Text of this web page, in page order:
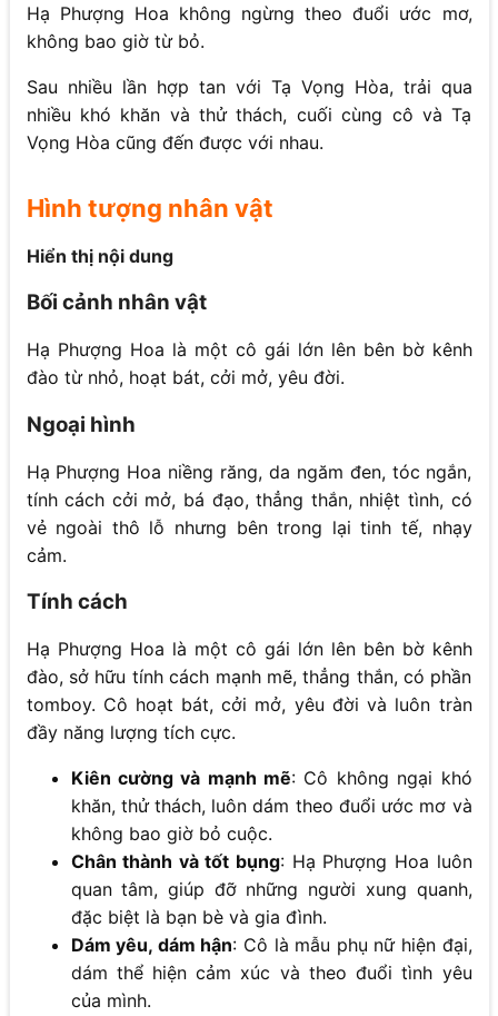
Hạ Phượng Hoa không ngừng theo đuổi ước mơ,
không bao giờ từ bỏ.
Sau nhiều lần hợp tan với Tạ Vọng Hòa, trải qua
nhiều khó khăn và thử thách, cuối cùng cô và Tạ
Vọng Hòa cũng đến được với nhau.
Hình tượng nhân vật
Hiển thị nội dung
Bối cảnh nhân vật
Hạ Phượng Hoa là một cô gái lớn lên bên bờ kênh
đào từ nhỏ, hoạt bát, cởi mở, yêu đời.
Ngoại hình
Hạ Phượng Hoa niềng răng, da ngăm đen, tóc ngắn,
tính cách cởi mở, bá đạo, thẳng thắn, nhiệt tình, có
vẻ ngoài thô lỗ nhưng bên trong lại tinh tế, nhạy
cảm.
Tính cách
Hạ Phượng Hoa là một cô gái lớn lên bên bờ kênh
đào, sở hữu tính cách mạnh mẽ, thẳng thắn, có phần
tomboy. Cô hoạt bát, cởi mở, yêu đời và luôn tràn
đầy năng lượng tích cực.
Kiên cường và mạnh mẽ: Cô không ngại khó
khăn, thử thách, luôn dám theo đuổi ước mơ và
không bao giờ bỏ cuộc.
Chân thành và tốt bụng: Hạ Phượng Hoa luôn
quan tâm, giúp đỡ những người xung quanh,
đặc biệt là bạn bè và gia đình.
Dám yêu, dám hận: Cô là mẫu phụ nữ hiện đại,
dám thể hiện cảm xúc và theo đuổi tình yêu
của mình.